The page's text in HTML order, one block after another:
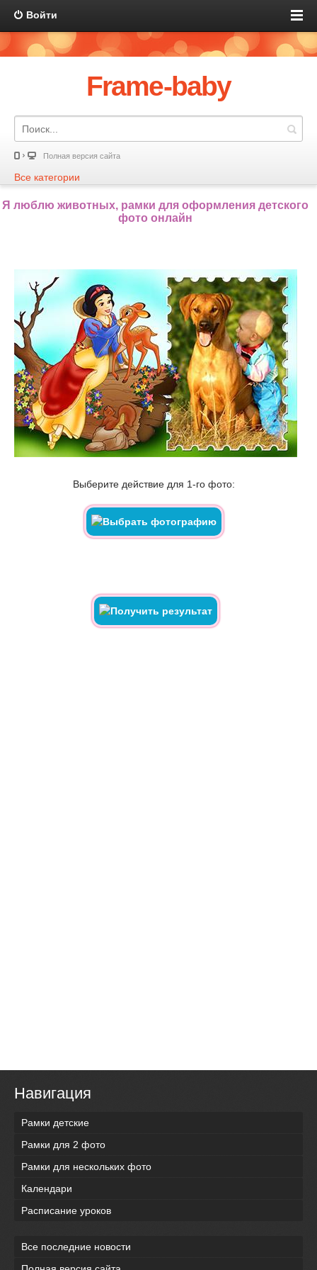
Войти
Frame-baby
Полная версия сайта
Все категории
Я люблю животных, рамки для оформления детского
фото онлайн
Выберите действие для 1-го фото:
Навигация
Рамки детские
Рамки для 2 фото
Рамки для нескольких фото
Календари
Расписание уроков
Все последние новости